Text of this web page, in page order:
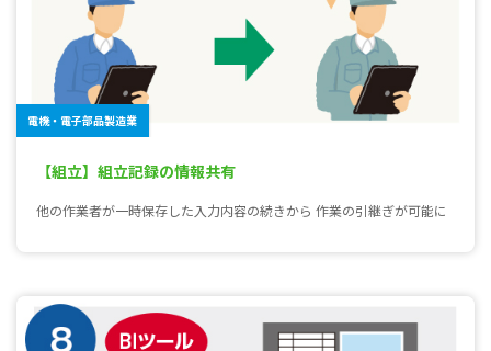
電機・電子部品製造業
【組立】組立記録の情報共有
他の作業者が一時保存した入力内容の続きから 作業の引継ぎが可能に